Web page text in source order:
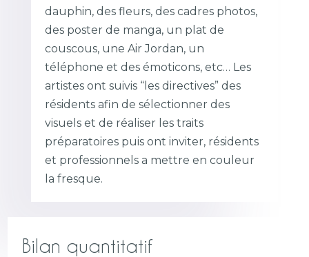
dauphin, des fleurs, des cadres photos,
des poster de manga, un plat de
couscous, une Air Jordan, un
téléphone et des émoticons, etc… Les
artistes ont suivis “les directives” des
résidents afin de sélectionner des
visuels et de réaliser les traits
préparatoires puis ont inviter, résidents
et professionnels a mettre en couleur
la fresque.
Bilan quantitatif